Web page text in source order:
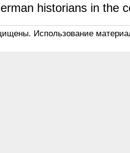
historians in the
Использование